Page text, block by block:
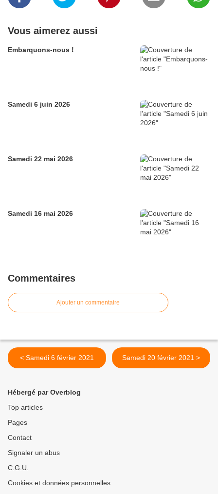
Vous aimerez aussi
Embarquons-nous !
Samedi 6 juin 2026
Samedi 22 mai 2026
Samedi 16 mai 2026
Commentaires
Ajouter un commentaire
< Samedi 6 février 2021 Samedi 20 février 2021 >
Hébergé par Overblog
Top articles
Pages
Contact
Signaler un abus
C.G.U.
Cookies et données personnelles